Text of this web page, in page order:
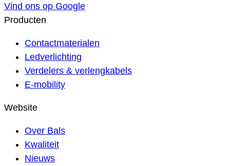
Vind ons op Google
Producten
Contactmaterialen
Ledverlichting
Verdelers & verlengkabels
E-mobility
Website
Over Bals
Kwaliteit
Nieuws